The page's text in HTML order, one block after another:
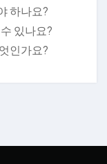
하나요?
있나요?
인가요?